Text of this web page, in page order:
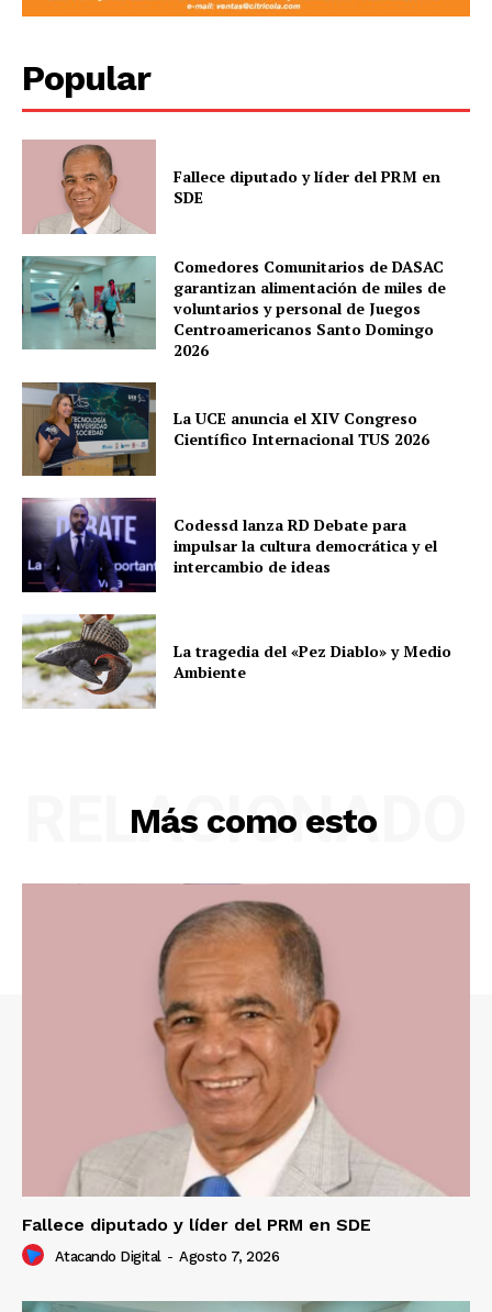
Popular
Fallece diputado y líder del PRM en
SDE
Comedores Comunitarios de DASAC
garantizan alimentación de miles de
voluntarios y personal de Juegos
Centroamericanos Santo Domingo
2026
La UCE anuncia el XIV Congreso
Científico Internacional TUS 2026
Codessd lanza RD Debate para
impulsar la cultura democrática y el
intercambio de ideas
La tragedia del «Pez Diablo» y Medio
Ambiente
Más como esto
RELACIONADO
Fallece diputado y líder del PRM en SDE
Atacando Digital - Agosto 7, 2026